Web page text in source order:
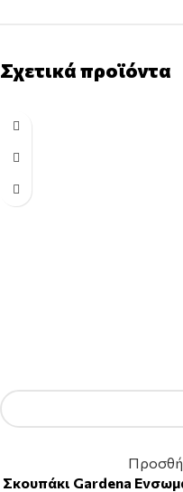
Σχετικά προϊόντα
Σκουπάκι Gardena